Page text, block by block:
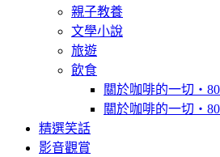
親子教養
文學小說
旅遊
飲食
關於咖啡的一切
關於咖啡的一切
精選笑話
影音觀賞